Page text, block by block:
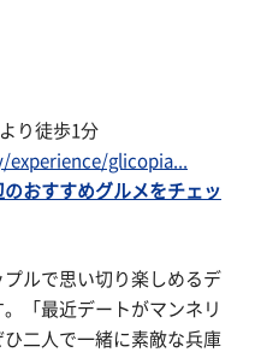
り徒歩1分
glicopia...
おすすめグルメをチェッ
ルで思い切り楽しめるデ
「最近デートがマンネリ
二人で一緒に素敵な兵庫